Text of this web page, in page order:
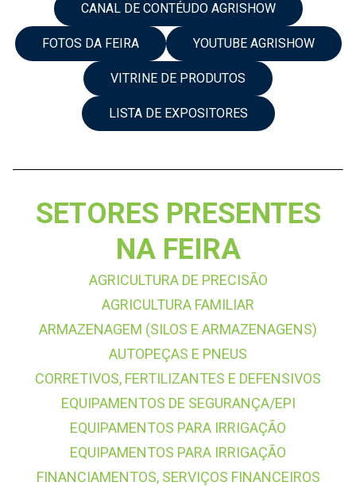
CANAL DE CONTÉUDO AGRISHOW
FOTOS DA FEIRA YOUTUBE AGRISHOW
VITRINE DE PRODUTOS
LISTA DE EXPOSITORES
SETORES PRESENTES
NA FEIRA
AGRICULTURA DE PRECISÃO
AGRICULTURA FAMILIAR
ARMAZENAGEM (SILOS E ARMAZENAGENS)
AUTOPEÇAS E PNEUS
CORRETIVOS, FERTILIZANTES E DEFENSIVOS
EQUIPAMENTOS DE SEGURANÇA/EPI
EQUIPAMENTOS PARA IRRIGAÇÃO
EQUIPAMENTOS PARA IRRIGAÇÃO
FINANCIAMENTOS, SERVIÇOS FINANCEIROS